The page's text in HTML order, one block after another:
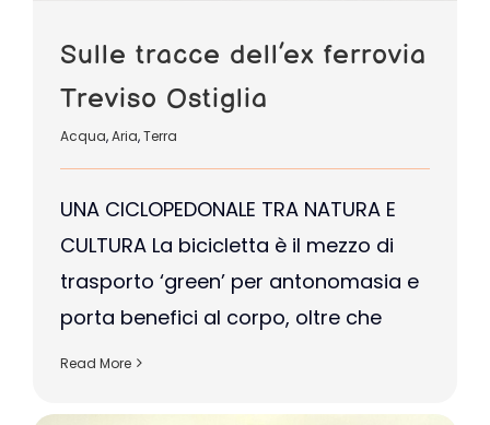
Sulle tracce dell’ex ferrovia
Treviso Ostiglia
Acqua,Aria,Terra
UNA CICLOPEDONALE TRA NATURA E
CULTURA La bicicletta è il mezzo di
trasporto ‘green’ per antonomasia e
porta benefici al corpo, oltre che
Read More